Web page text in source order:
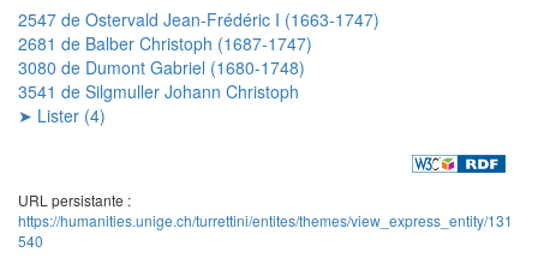
2547 de Ostervald Jean-Frédéric I (1663-1747)
2681 de Balber Christoph (1687-1747)
3080 de Dumont Gabriel (1680-1748)
3541 de Silgmuller Johann Christoph
➤ Lister (4)
URL persistante :
https://humanities.unige.ch/turrettini/entites/themes/view_express_entity/131
540